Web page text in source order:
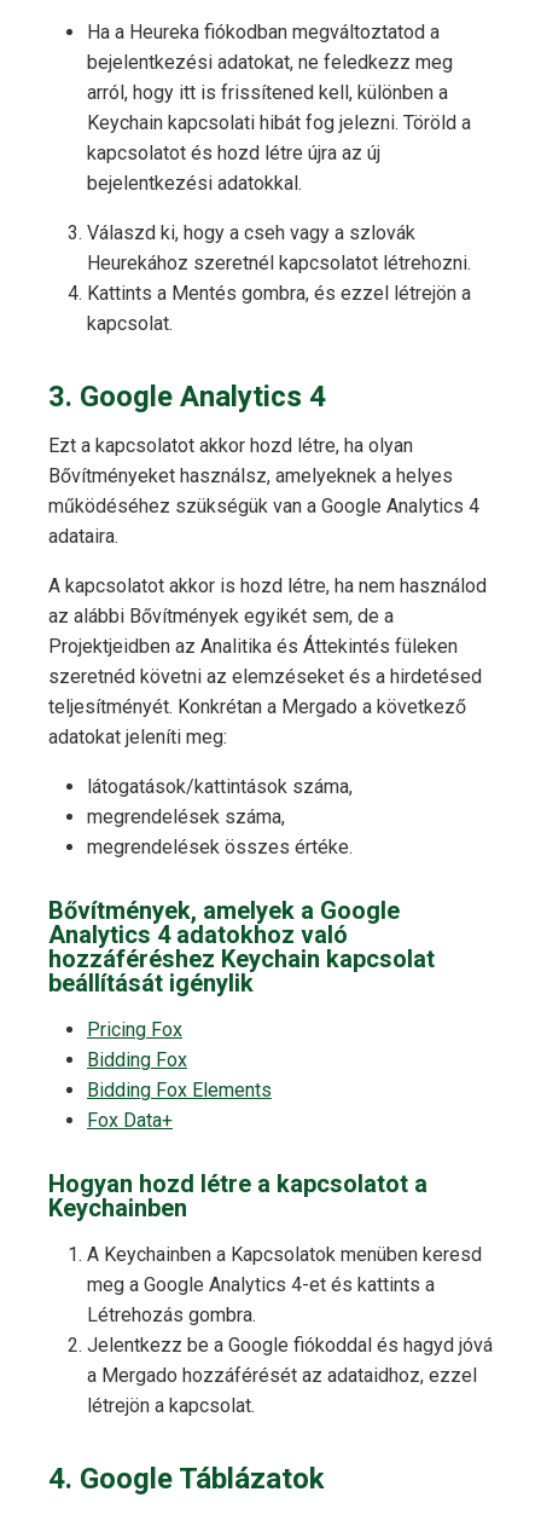
Ha a Heureka fiókodban megváltoztatod a
bejelentkezési adatokat, ne feledkezz meg
arról, hogy itt is frissítened kell, különben a
Keychain kapcsolati hibát fog jelezni. Töröld a
kapcsolatot és hozd létre újra az új
bejelentkezési adatokkal.
Válaszd ki, hogy a cseh vagy a szlovák
Heurekához szeretnél kapcsolatot létrehozni.
Kattints a Mentés gombra, és ezzel létrejön a
kapcsolat.
3. Google Analytics 4
Ezt a kapcsolatot akkor hozd létre, ha olyan
Bővítményeket használsz, amelyeknek a helyes
működéséhez szükségük van a Google Analytics 4
adataira.
A kapcsolatot akkor is hozd létre, ha nem használod
az alábbi Bővítmények egyikét sem, de a
Projektjeidben az Analitika és Áttekintés füleken
szeretnéd követni az elemzéseket és a hirdetésed
teljesítményét. Konkrétan a Mergado a következő
adatokat jeleníti meg:
látogatások/kattintások száma,
megrendelések száma,
megrendelések összes értéke.
Bővítmények, amelyek a Google
Analytics 4 adatokhoz való
hozzáféréshez Keychain kapcsolat
beállítását igénylik
Pricing Fox
Bidding Fox
Bidding Fox Elements
Fox Data+
Hogyan hozd létre a kapcsolatot a
Keychainben
A Keychainben a Kapcsolatok menüben keresd
meg a Google Analytics 4-et és kattints a
Létrehozás gombra.
Jelentkezz be a Google fiókoddal és hagyd jóvá
a Mergado hozzáférését az adataidhoz, ezzel
létrejön a kapcsolat.
4. Google Táblázatok